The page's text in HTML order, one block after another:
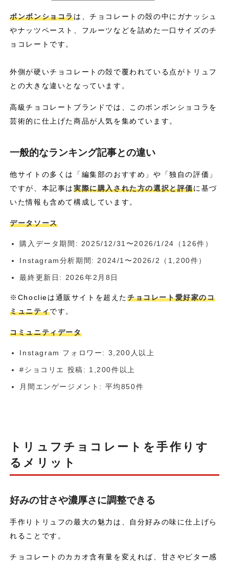
ボンボンショコラは、チョコレートの殻の中にガナッシュ
やナッツペースト、フルーツなどを詰めた一口サイズのチ
ョコレートです。
外側が硬いチョコレートの殻で覆われている点がトリュフ
との大きな違いとなっています。
高級チョコレートブランドでは、このボンボンショコラを
芸術的に仕上げた商品が人気を集めています。
一般的なランキング記事との違い
他サイトの多くは「編集部のおすすめ」や「独自の評価」
ですが、本記事は実際に購入された方の選択と評価に基づ
いた情報も含めて構成しています。
データソース
購入データ期間: 2025/12/31〜2026/1/24（126件）
Instagram分析期間: 2024/1〜2026/2（1,200件）
最終更新日: 2026年2月8日
※Choclieは通販サイトを超えたチョコレート愛好家のコ
ミュニティです。
コミュニティデータ
Instagram フォロワー: 3,200人以上
#ショコリエ 投稿: 1,200件以上
月間エンゲージメント: 平均850件
トリュフチョコレートを手作りす
るメリット
好みの甘さや濃厚さに調整できる
手作りトリュフの最大の魅力は、自分好みの味に仕上げら
れることです。
チョコレートのカカオ含有量を変えれば、甘さやビター感